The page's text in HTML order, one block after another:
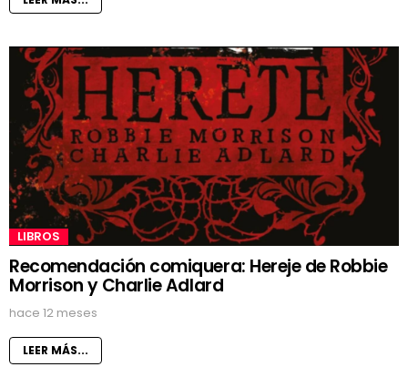
LIBROS
Recomendación comiquera: Hereje de Robbie
Morrison y Charlie Adlard
hace 12 meses
LEER MÁS...